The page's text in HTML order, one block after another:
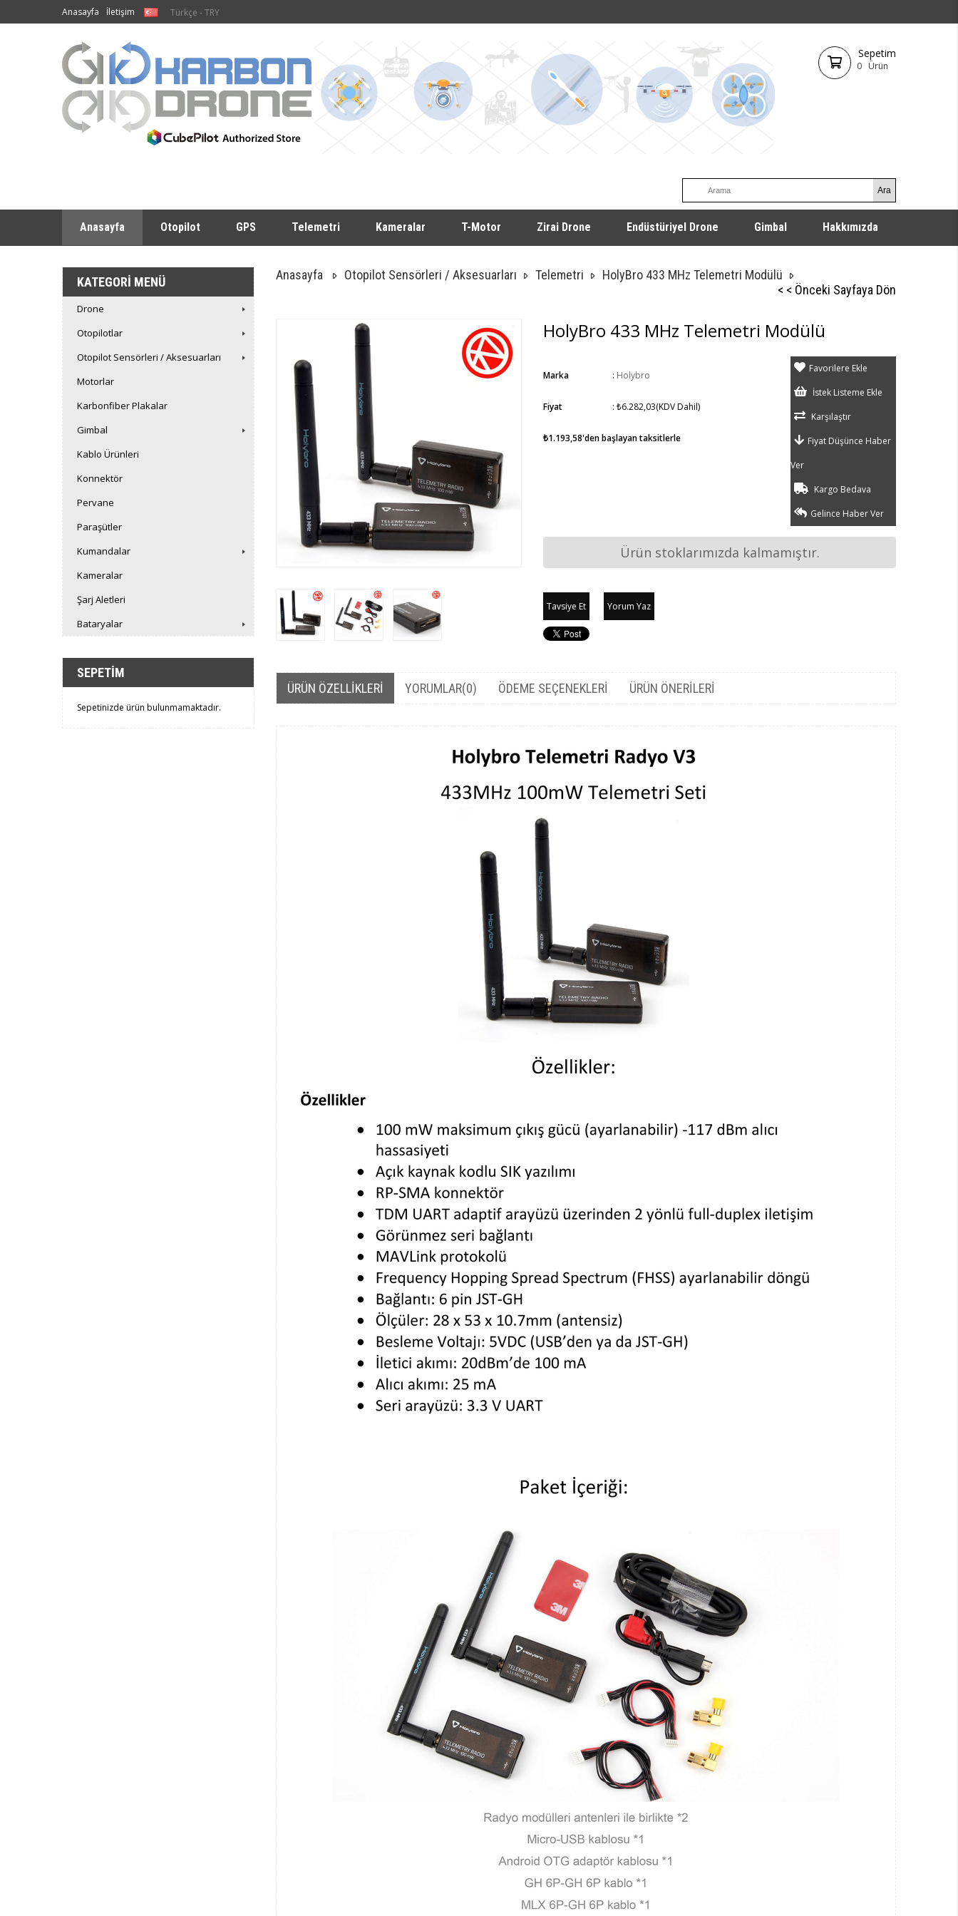
Türkçe - TRY
Anasayfa İletişim
Sepetim
0 Ürün
Anasayfa Otopilot GPS Telemetri Kameralar T-Motor Zirai Drone Endüstüriyel Drone Gimbal Hakkımızda
KATEGORI MENÜ
Drone
Otopilotlar
Otopilot Sensörleri / Aksesuarları
Motorlar
Karbonfiber Plakalar
Gimbal
Kablo Ürünleri
Konnektör
Pervane
Paraşütler
Kumandalar
Kameralar
Şarj Aletleri
Bataryalar
SEPETIM
Sepetinizde ürün bulunmamaktadır.
Anasayfa Otopilot Sensörleri / Aksesuarları Telemetri
HolyBro 433 MHz Telemetri Modülü
< < Önceki Sayfaya Dön
HolyBro 433 MHz Telemetri Modülü
Marka : Holybro
Fiyat : ₺6.282,03(KDV Dahil)
₺1.193,58'den başlayan taksitlerle
Favorilere Ekle
İstek Listeme Ekle
Karşılaştır
Fiyat Düşünce Haber
Ver
Kargo Bedava
Gelince Haber Ver
Ürün stoklarımızda kalmamıştır.
Tavsiye Et Yorum Yaz
ÜRÜN ÖZELLIKLERI YORUMLAR(0) ÖDEME SEÇENEKLERI ÜRÜN ÖNERILERI